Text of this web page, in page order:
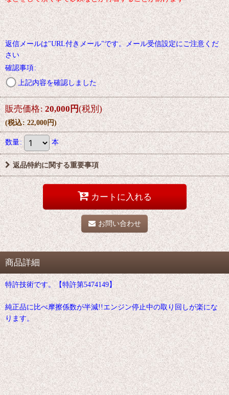
返信メールは"URL付きメール"です。メール受信設定にご注意くだ
さい
確認事項:
上記内容を確認しました
販売価格: 20,000円(税別)
(税込: 22,000円)
数量: 本
返品特約に関する重要事項
カートに入れる
お問い合わせ
商品詳細
特許技術です。【特許第5474149】
純正品に比べ摩擦係数が半減!!エンジン停止中の取り回しが楽にな
ります。